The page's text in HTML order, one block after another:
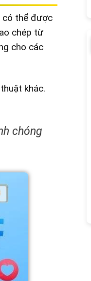
có thể được
chép từ
cho các
khác.
chóng